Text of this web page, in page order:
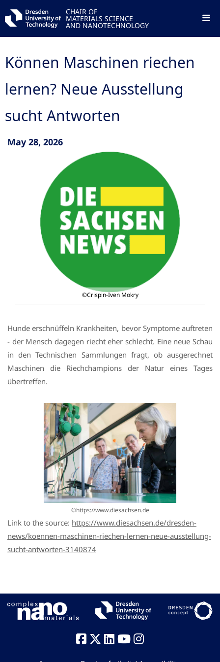
CHAIR OF
MATERIALS SCIENCE
AND NANOTECHNOLOGY
Können Maschinen riechen
lernen? Neue Ausstellung
sucht Antworten
May 28, 2026
©Crispin-Iven Mokry
Hunde erschnüffeln Krankheiten, bevor Symptome auftreten
- der Mensch dagegen riecht eher schlecht. Eine neue Schau
in den Technischen Sammlungen fragt, ob ausgerechnet
Maschinen die Riechchampions der Natur eines Tages
übertreffen.
©https://www.diesachsen.de
Link to the source: https://www.diesachsen.de/dresden-
news/koennen-maschinen-riechen-lernen-neue-ausstellung-
sucht-antworten-3140874